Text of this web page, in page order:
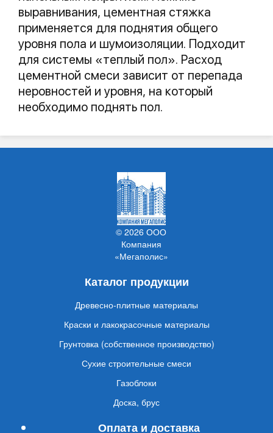
выравнивания, цементная стяжка
применяется для поднятия общего
уровня пола и шумоизоляции. Подходит
для системы «теплый пол». Расход
цементной смеси зависит от перепада
неровностей и уровня, на который
необходимо поднять пол.
© 2026 ООО
Компания
«Мегаполис»
Каталог продукции
Древесно-плитные материалы
Краски и лакокрасочные материалы
Грунтовка (собственное производство)
Сухие строительные смеси
Газоблоки
Доска, брус
Оплата и доставка